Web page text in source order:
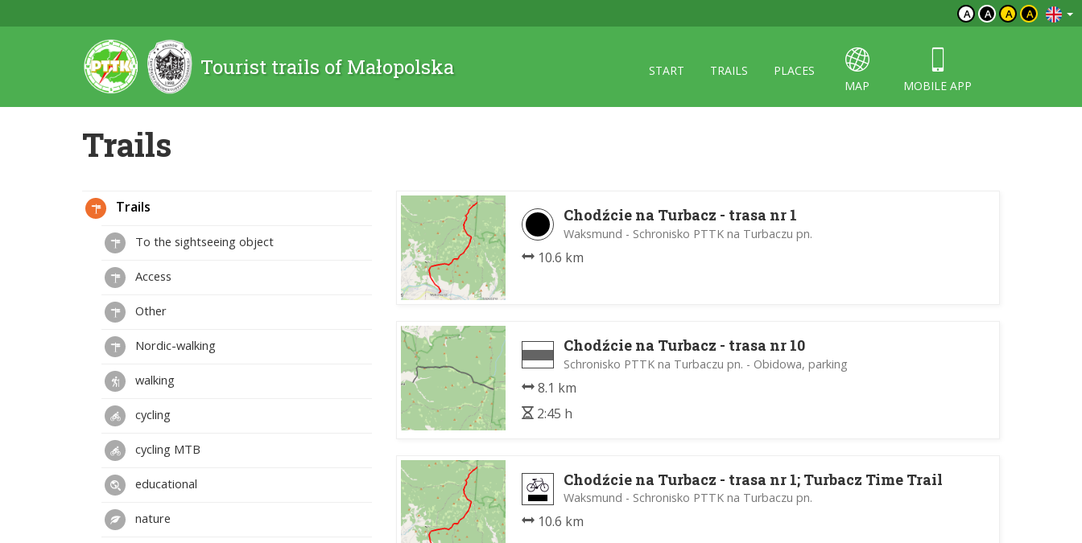
A A A A
Tourist trails of Małopolska START TRAILS
PLACES
MAP
MOBILE APP
Trails
Chodźcie na Turbacz - trasa nr 1
Waksmund - Schronisko PTTK na Turbaczu pn.
10.6 km
Chodźcie na Turbacz - trasa nr 10
Schronisko PTTK na Turbaczu pn. - Obidowa, parking
8.1 km
2:45 h
Chodźcie na Turbacz - trasa nr 1; Turbacz Time Trail
Waksmund - Schronisko PTTK na Turbaczu pn.
10.6 km
Trails
To the sightseeing object
Access
Other
Nordic-walking
walking
cycling
cycling MTB
educational
nature